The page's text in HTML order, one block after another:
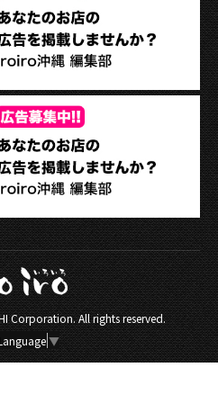
Corporation. All rights reserved.
▼